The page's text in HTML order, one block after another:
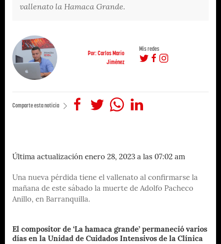
vallenato la Hamaca Grande.
Por: Carlos Mario
Jiménez
Mis redes
Comparte esta noticia
Última actualización enero 28, 2023 a las 07:02 am
Una nueva pérdida tiene el vallenato al confirmarse la
mañana de este sábado la muerte de Adolfo Pacheco
Anillo, en Barranquilla.
El compositor de ‘La hamaca grande’ permaneció varios
días en la Unidad de Cuidados Intensivos de la Clínica